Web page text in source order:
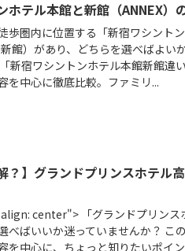
ホテル本館と新館（ANNEX）
歩圏内に位置する「新宿ワシント
館）があり、どちらを選べばよい
新宿ワシントンホテル本館新館違
を中心に徹底比較。ファミリ...
？】グランドプリンスホテル
center"> 「グランドプリンス
べばいいか迷っていませんか？ こ
を中心に、ちょっと知りたいポイ